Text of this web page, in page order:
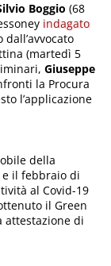
Boggio (68
indagato
(martedì 5
Giuseppe
la Procura
l’applicazione
della
il febbraio di
al Covid-19
il Green
attestazione di